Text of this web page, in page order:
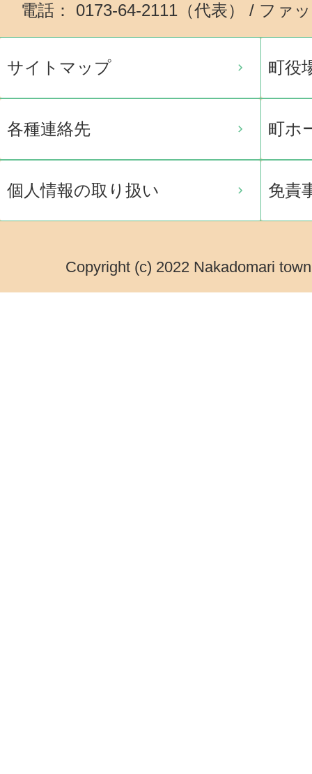
電話： 0173-64-2111（代表） / ファ
サイトマップ 町役
各種連絡先 町ホ
個人情報の取り扱い 免責
Copyright (c) 2022 Nakadomari